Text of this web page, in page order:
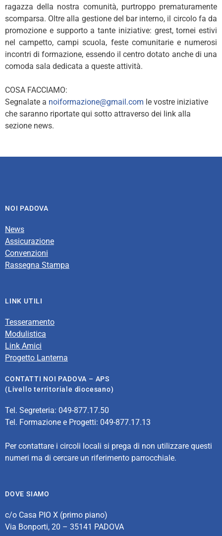
ragazza della nostra comunità, purtroppo prematuramente
scomparsa. Oltre alla gestione del bar interno, il circolo fa da
promozione e supporto a tante iniziative: grest, tornei estivi
nel campetto, campi scuola, feste comunitarie e numerosi
incontri di formazione, essendo il centro dotato anche di una
comoda sala dedicata a queste attività.
COSA FACCIAMO:
Segnalate a noiformazione@gmail.com le vostre iniziative
che saranno riportate qui sotto attraverso dei link alla
sezione news.
NOI PADOVA
News
Assicurazione
Convenzioni
Rassegna Stampa
LINK UTILI
Tesseramento
Modulistica
Link Amici
Progetto Lanterna
CONTATTI NOI PADOVA – APS
(Livello territoriale diocesano)
Tel. Segreteria: 049-877.17.50
Tel. Formazione e Progetti: 049-877.17.13
Per contattare i circoli locali si prega di non utilizzare questi
numeri ma di cercare un riferimento parrocchiale.
DOVE SIAMO
c/o Casa PIO X (primo piano)
Via Bonporti, 20 – 35141 PADOVA